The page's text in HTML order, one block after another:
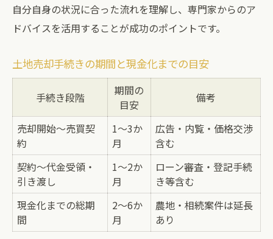
自分自身の状況に合った流れを理解し、専門家からのア
ドバイスを活用することが成功のポイントです。
土地売却手続きの期間と現金化までの目安
手続き段階
期間の
目安
備考
売却開始〜売買契
約
1〜3か
月
広告・内覧・価格交渉
含む
契約〜代金受領・
引き渡し
1〜2か
月
ローン審査・登記手続
き等含む
現金化までの総期
間
2〜6か
月
農地・相続案件は延長
あり